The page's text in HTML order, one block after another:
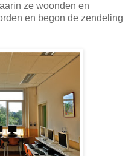
ze woonden en
en begon de zendeling